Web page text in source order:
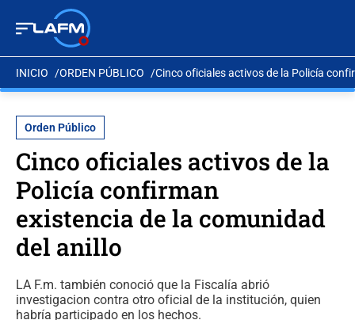
INICIO ORDEN PÚBLICO Cinco oficiales activos de la Policía
Orden Público
Cinco oficiales activos de la
Policía confirman
existencia de la comunidad
del anillo
LA F.m. también conoció que la Fiscalía abrió
investigacion contra otro oficial de la institución, quien
habría participado en los hechos.